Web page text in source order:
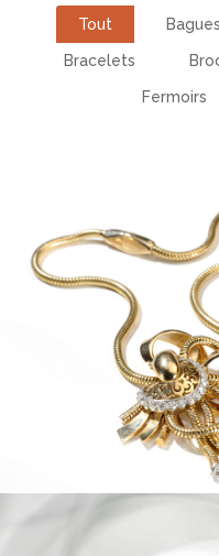
Tout Bagues
Bracelets
Fermoirs